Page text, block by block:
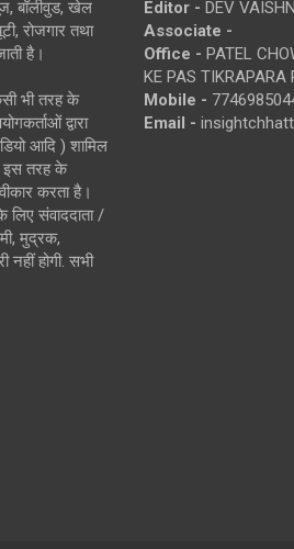
बॉलीवुड, खेल
रोजगार तथा
है।
भी तरह के
द्वारा
आदि ) शामिल
इस तरह के
करता है।
लिए संवाददाता /
मुद्रक,
नहीं होगी. सभी
Editor - DEV
Associate -
Office - PATEL
KE PAS TIKRAPARA
Mobile -
Email -